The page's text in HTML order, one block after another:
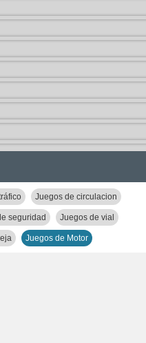
Juegos de circulacion
seguridad Juegos de vial
Juegos de Motor